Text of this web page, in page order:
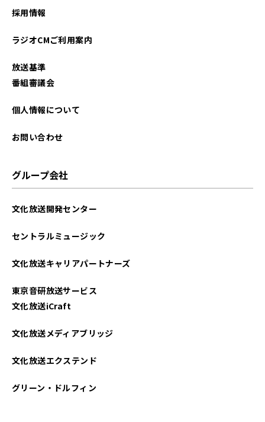
採用情報
ラジオCMご利用案内
放送基準
番組審議会
個人情報について
お問い合わせ
グループ会社
文化放送開発センター
セントラルミュージック
文化放送キャリアパートナーズ
東京音研放送サービス
文化放送iCraft
文化放送メディアブリッジ
文化放送エクステンド
グリーン・ドルフィン